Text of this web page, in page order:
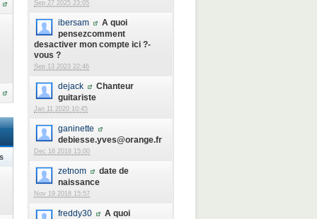
Sep 27 2025 23:05
ibersam
A quoi
pensezcomment
desactiver mon compte ici ?-
vous ?
Sep 13 2023 22:46
dejack
Chanteur
guitariste
Jan 11 2020 10:45
ganinette
debiesse.yves@orange.fr
Dec 16 2018 15:00
zetnom
date de
naissance
Nov 19 2018 15:57
freddy30
A quoi